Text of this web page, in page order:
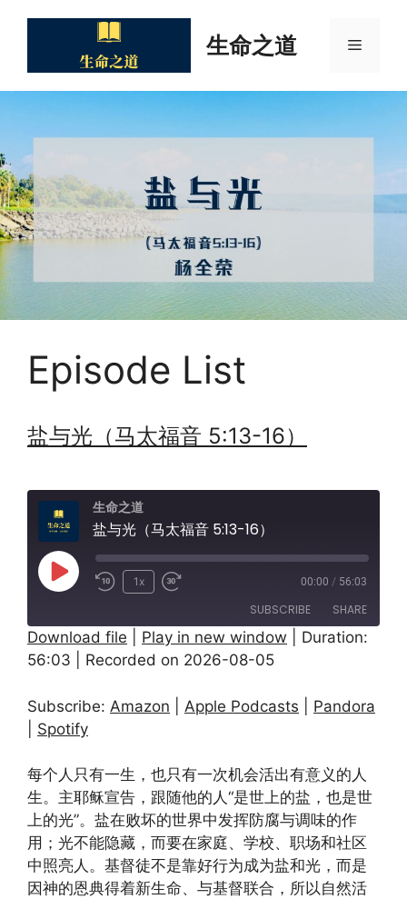
生命之道 Menu
Episode List
盐与光（马太福音 5:13-16）
生命之道
盐与光（马太福音 5:13-16）
Play
1x 00:00 / 56:03
SUBSCRIBE SHARE
Amazon Apple Podcasts
RSS FEED
SHARE
LINK
EMBED
Download file Play in new window
Duration:
56:03
Recorded on 2026-08-05
Subscribe: Amazon Apple Podcasts
Pandora
Spotify
每个人只有一生，也只有一次机会活出有意义的人
生。主耶稣宣告，跟随他的人“是世上的盐，也是世
上的光”。盐在败坏的世界中发挥防腐与调味的作
用；光不能隐藏，而要在家庭、学校、职场和社区
中照亮人。基督徒不是靠好行为成为盐和光，而是
因神的恩典得着新生命、与基督联合，所以自然活